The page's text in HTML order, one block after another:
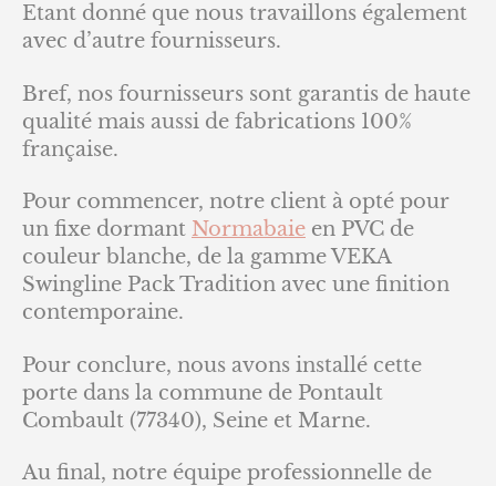
Etant donné que nous travaillons également
avec d’autre fournisseurs.
Bref, nos fournisseurs sont garantis de haute
qualité mais aussi de fabrications 100%
française.
Pour commencer, notre client à opté pour
un fixe dormant Normabaie en PVC de
couleur blanche, de la gamme VEKA
Swingline Pack Tradition avec une finition
contemporaine.
Pour conclure, nous avons installé cette
porte dans la commune de Pontault
Combault (77340), Seine et Marne.
Au final, notre équipe professionnelle de